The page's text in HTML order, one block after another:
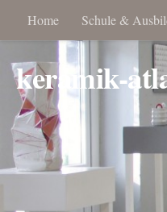
Home Schule &
keramik-